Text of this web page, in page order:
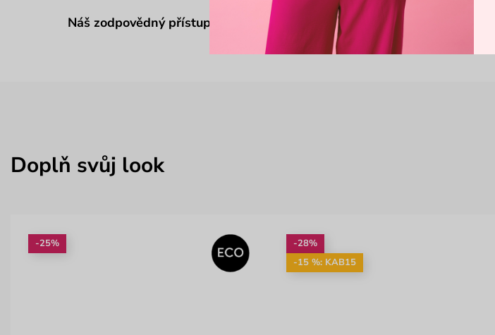
Náš zodpovědný přístup
Doplň svůj look
-25%
-28%
-15 %: KAB15